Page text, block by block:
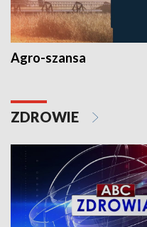
Agro-szansa
ZDROWIE